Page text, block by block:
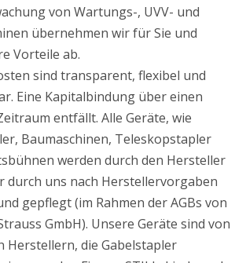
von Wartungs-, UVV- und
übernehmen wir für Sie und
Vorteile ab.
sind transparent, flexibel und
Eine Kapitalbindung über einen
entfällt. Alle Geräte, wie
Baumaschinen, Teleskopstapler
werden durch den Hersteller
durch uns nach Herstellervorgaben
gepflegt (im Rahmen der AGBs von
GmbH). Unsere Geräte sind von
Herstellern, die Gabelstapler